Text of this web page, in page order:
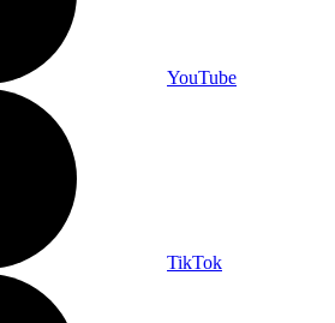
YouTube
TikTok